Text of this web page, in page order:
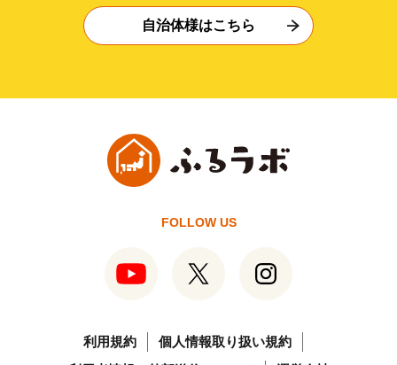
自治体様はこちら
FOLLOW US
利用規約
個人情報取り扱い規約